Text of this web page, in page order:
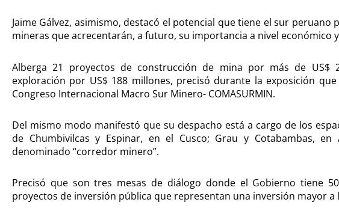
Jaime Gálvez, asimismo, destacó el potencial que tiene el sur peruano
mineras que acrecentarán, a futuro, su importancia a nivel económico
Alberga 21 proyectos de construcción de mina por más de
exploración por US$ 188 millones, precisó durante la exposición
Congreso Internacional Macro Sur Minero- COMASURMIN.
Del mismo modo manifestó que su despacho está a cargo de los
de Chumbivilcas y Espinar, en el Cusco; Grau y Cotabambas,
denominado “corredor minero”.
Precisó que son tres mesas de diálogo donde el Gobierno tiene
proyectos de inversión pública que representan una inversión mayor a